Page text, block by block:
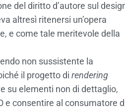
del diritto d’autore sul
altresì ritenersi un’opera
e come tale meritevole della
non sussistente la
il progetto di rendering
su elementi non di dettaglio,
e consentire al consumatore